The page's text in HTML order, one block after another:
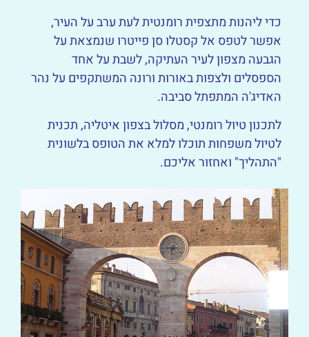
כדי ליהנות מתצפית רומנטית לעת ערב על העיר,
אפשר לטפס אל קסטלו סן פייטרו שנמצאת על
הגבעה מצפון לעיר העתיקה, לשבת על אחד
הספסלים ולצפות באורות ורונה המשתקפים על נהר
האדיג'ה המתפתל סביבה.
לתכנון טיול רומנטי, מסלול בצפון איטליה, תכנית
לטיול משפחות תוכלו למלא את הטופס בלשונית
"התהליך" ואחזור אליכם.